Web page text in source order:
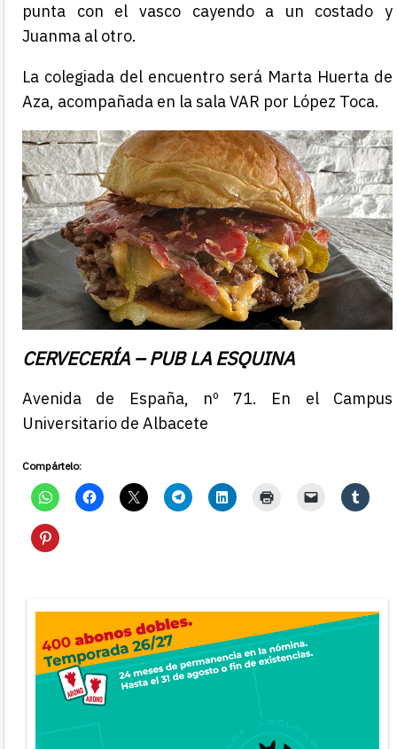
punta con el vasco cayendo a un costado y
Juanma al otro.
La colegiada del encuentro será Marta Huerta de
Aza, acompañada en la sala VAR por López Toca.
CERVECERÍA – PUB LA ESQUINA
Avenida de España, nº 71. En el Campus
Universitario de Albacete
Compártelo: